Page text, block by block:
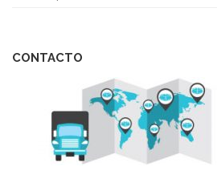
CONTACTO